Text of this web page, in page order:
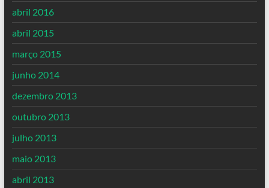
abril 2016
abril 2015
março 2015
junho 2014
dezembro 2013
outubro 2013
julho 2013
maio 2013
abril 2013